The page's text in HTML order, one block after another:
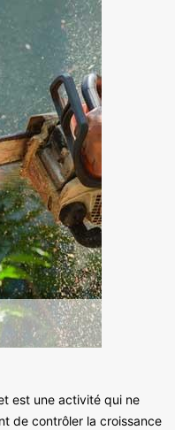
est une activité qui ne
de contrôler la croissance